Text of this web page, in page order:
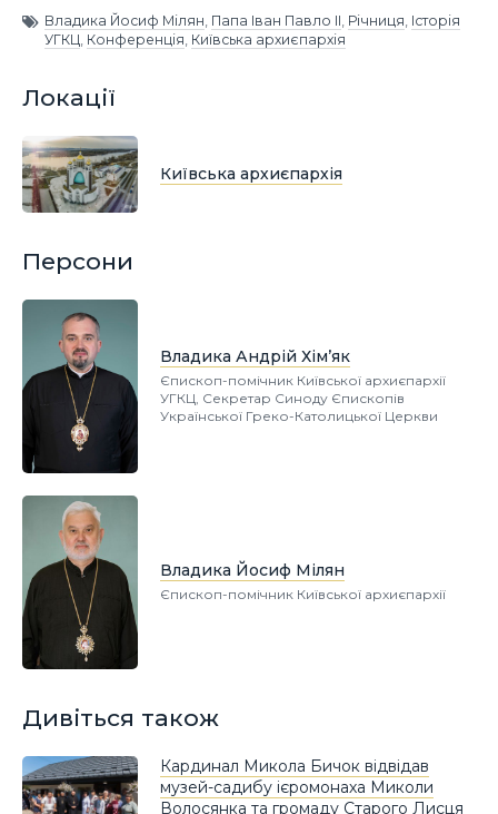
Владика Йосиф Мілян, Папа Іван Павло ІІ, Річниця, Історія
УГКЦ, Конференція, Київська архиєпархія
Локації
Київська архиєпархія
Персони
Владика Андрій Хім’як
Єпископ-помічник Київської архиєпархії
УГКЦ, Секретар Синоду Єпископів
Української Греко-Католицької Церкви
Владика Йосиф Мілян
Єпископ-помічник Київської архиєпархії
Дивіться також
Кардинал Микола Бичок відвідав
музей-садибу ієромонаха Миколи
Волосянка та громаду Старого Лисця